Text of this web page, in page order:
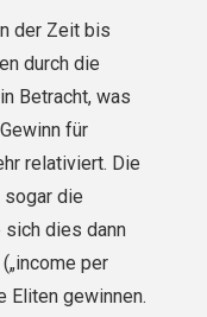
der Zeit bis
durch die
Betracht, was
für
relativiert. Die
die
sich dies dann
per
Eliten gewinnen.